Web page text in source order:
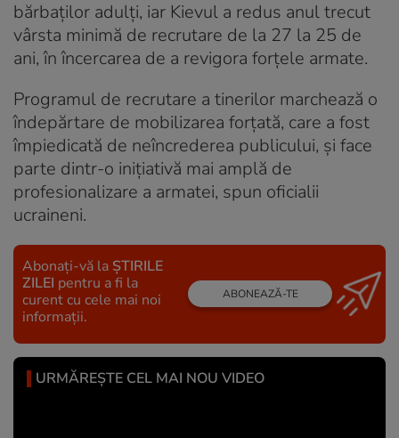
bărbaților adulți, iar Kievul a redus anul trecut
vârsta minimă de recrutare de la 27 la 25 de
ani, în încercarea de a revigora forțele armate.
Programul de recrutare a tinerilor marchează o
îndepărtare de mobilizarea forțată, care a fost
împiedicată de neîncrederea publicului, și face
parte dintr-o inițiativă mai amplă de
profesionalizare a armatei, spun oficialii
ucraineni.
Abonați-vă la ȘTIRILE
ZILEI pentru a fi la
curent cu cele mai noi
informații.
ABONEAZĂ-TE
URMĂREȘTE CEL MAI NOU VIDEO